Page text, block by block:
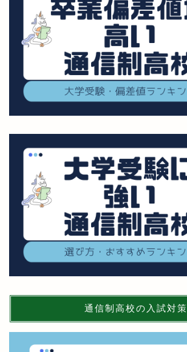
通信制高校の入試対策